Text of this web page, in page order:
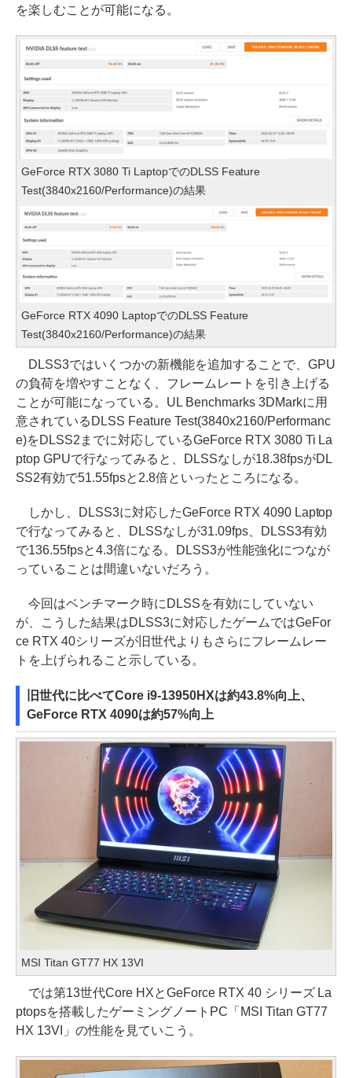
を楽しむことが可能になる。
GeForce RTX 3080 Ti LaptopでのDLSS Feature
Test(3840x2160/Performance)の結果
GeForce RTX 4090 LaptopでのDLSS Feature
Test(3840x2160/Performance)の結果
DLSS3ではいくつかの新機能を追加することで、GPU
の負荷を増やすことなく、フレームレートを引き上げる
ことが可能になっている。UL Benchmarks 3DMarkに用
意されているDLSS Feature Test(3840x2160/Performanc
e)をDLSS2までに対応しているGeForce RTX 3080 Ti La
ptop GPUで行なってみると、DLSSなしが18.38fpsがDL
SS2有効で51.55fpsと2.8倍といったところになる。
しかし、DLSS3に対応したGeForce RTX 4090 Laptop
で行なってみると、DLSSなしが31.09fps、DLSS3有効
で136.55fpsと4.3倍になる。DLSS3が性能強化につなが
っていることは間違いないだろう。
今回はベンチマーク時にDLSSを有効にしていない
が、こうした結果はDLSS3に対応したゲームではGeFor
ce RTX 40シリーズが旧世代よりもさらにフレームレー
トを上げられること示している。
旧世代に比べてCore i9-13950HXは約43.8%向上、
GeForce RTX 4090は約57%向上
MSI Titan GT77 HX 13VI
では第13世代Core HXとGeForce RTX 40 シリーズ La
ptopsを搭載したゲーミングノートPC「MSI Titan GT77
HX 13VI」の性能を見ていこう。